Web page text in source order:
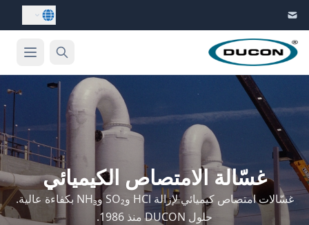
غسّالة الامتصاص الكيميائي
غسّالات امتصاص كيميائي لإزالة HCl وSO₂ وNH₃ بكفاءة عالية.
حلول DUCON منذ 1986.